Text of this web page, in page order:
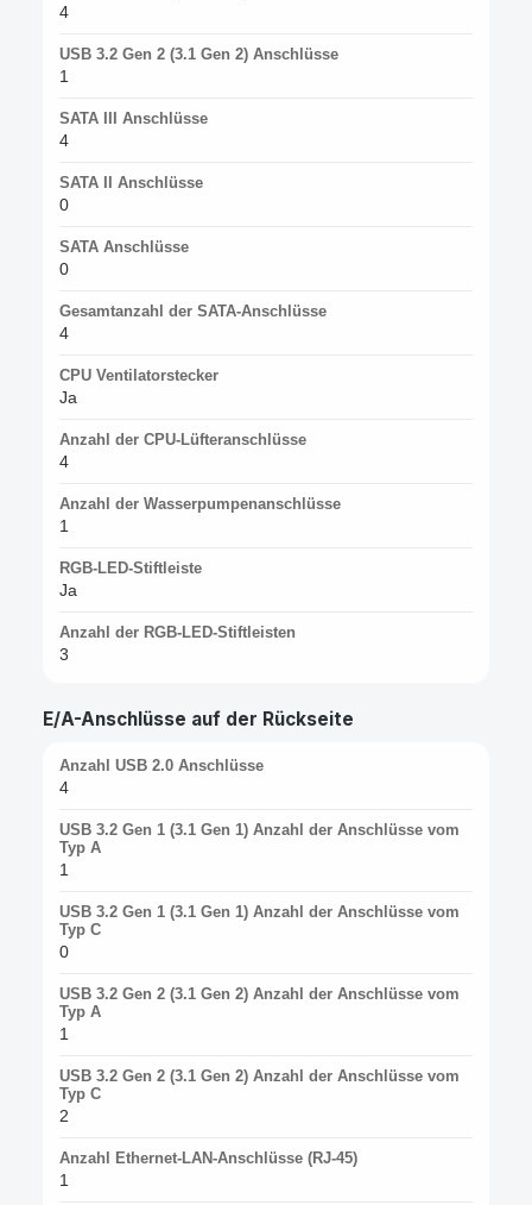
4
USB 3.2 Gen 2 (3.1 Gen 2) Anschlüsse
1
SATA III Anschlüsse
4
SATA II Anschlüsse
0
SATA Anschlüsse
0
Gesamtanzahl der SATA-Anschlüsse
4
CPU Ventilatorstecker
Ja
Anzahl der CPU-Lüfteranschlüsse
4
Anzahl der Wasserpumpenanschlüsse
1
RGB-LED-Stiftleiste
Ja
Anzahl der RGB-LED-Stiftleisten
3
E/A-Anschlüsse auf der Rückseite
Anzahl USB 2.0 Anschlüsse
4
USB 3.2 Gen 1 (3.1 Gen 1) Anzahl der Anschlüsse vom
Typ A
1
USB 3.2 Gen 1 (3.1 Gen 1) Anzahl der Anschlüsse vom
Typ C
0
USB 3.2 Gen 2 (3.1 Gen 2) Anzahl der Anschlüsse vom
Typ A
1
USB 3.2 Gen 2 (3.1 Gen 2) Anzahl der Anschlüsse vom
Typ C
2
Anzahl Ethernet-LAN-Anschlüsse (RJ-45)
1